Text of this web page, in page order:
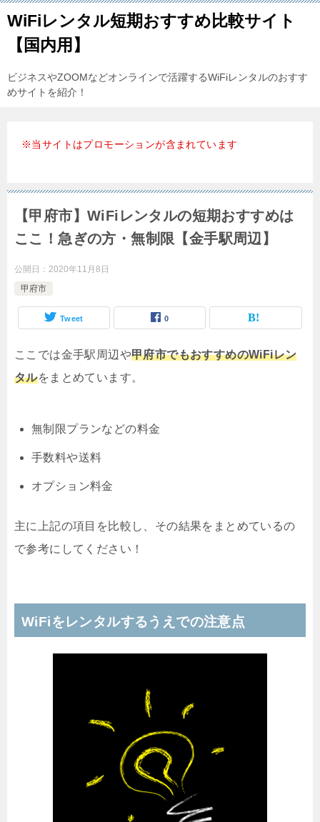
WiFiレンタル短期おすすめ比較サイト
【国内用】
ビジネスやZOOMなどオンラインで活躍するWiFiレンタルのおすす
めサイトを紹介！
※当サイトはプロモーションが含まれています
【甲府市】WiFiレンタルの短期おすすめは
ここ！急ぎの方・無制限【金手駅周辺】
公開日： 2020年11月8日
甲府市
Tweet 0
ここでは金手駅周辺や甲府市でもおすすめのWiFiレン
タルをまとめています。
無制限プランなどの料金
手数料や送料
オプション料金
主に上記の項目を比較し、その結果をまとめているの
で参考にしてください！
WiFiをレンタルするうえでの注意点